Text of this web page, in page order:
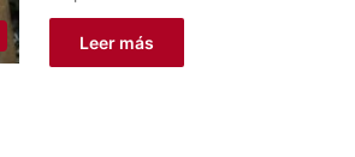
Leer más